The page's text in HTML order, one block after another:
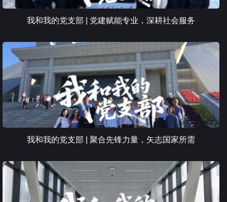
我和我的党支部 | 党建赋能专业，深耕社会服务
我和我的党支部 | 聚合先锋力量，矢志国家所需